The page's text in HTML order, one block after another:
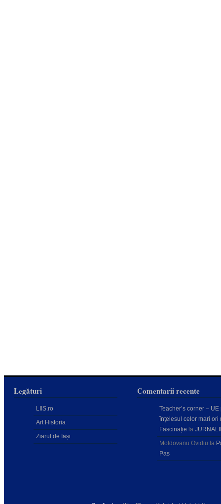
Legături
LIIS.ro
Art Historia
Ziarul de Iași
Comentarii recente
Teacher’s corner – UE
înțelesul celor mari ori
Fascinație la
Moldovanu Ovidiu la
Pas